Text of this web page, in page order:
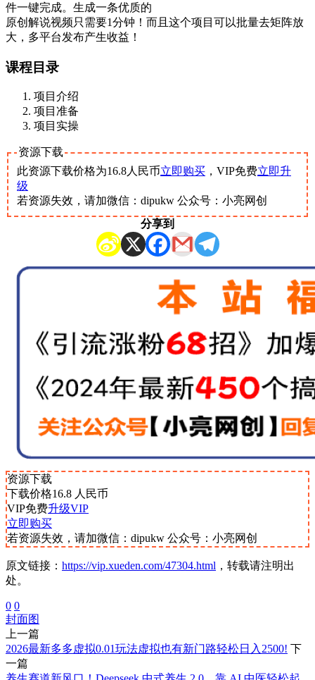
件一键完成。生成一条优质的
原创解说视频只需要1分钟！而且这个项目可以批量去矩阵放
大，多平台发布产生收益！
课程目录
项目介绍
项目准备
项目实操
资源下载
此资源下载价格为16.8人民币立即购买 ，VIP免费立即升
级
若资源失效，请加微信：dipukw 公众号：小亮网创
分享到
资源下载
下载价格16.8 人民币
VIP免费升级VIP
立即购买
若资源失效，请加微信：dipukw 公众号：小亮网创
原文链接： https://vip.xueden.com/47304.html ，转载请注明出
处。
0 0
封面图
上一篇
2026最新多多虚拟0.01玩法虚拟也有新门路轻松日入2500! 下
一篇